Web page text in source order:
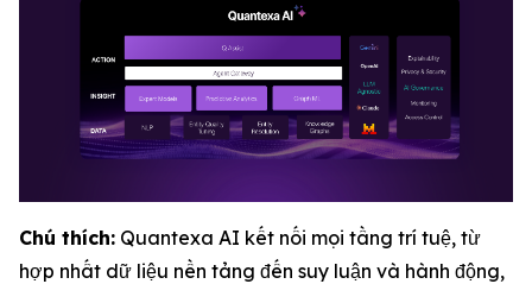
Chú thích: Quantexa AI kết nối mọi tầng trí tuệ, từ
hợp nhất dữ liệu nền tảng đến suy luận và hành động,